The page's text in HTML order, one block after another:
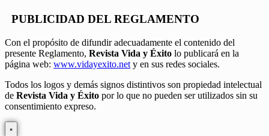
PUBLICIDAD DEL REGLAMENTO
Con el propósito de difundir adecuadamente el contenido del
presente Reglamento, Revista Vida y Éxito lo publicará en la
página web: www.vidayexito.net y en sus redes sociales.
Todos los logos y demás signos distintivos son propiedad intelectual
de Revista Vida y Éxito por lo que no pueden ser utilizados sin su
consentimiento expreso.
×